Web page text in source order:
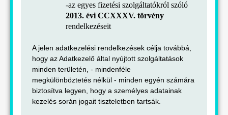
-az egyes fizetési szolgáltatókról szóló
2013. évi CCXXXV. törvény
rendelkezéseit
A jelen adatkezelési rendelkezések célja továbbá,
hogy az Adatkezelő által nyújtott szolgáltatások
minden területén, - mindenféle
megkülönböztetés nélkül - minden egyén számára
biztosítva legyen, hogy a személyes adatainak
kezelés során jogait tiszteletben tartsák.